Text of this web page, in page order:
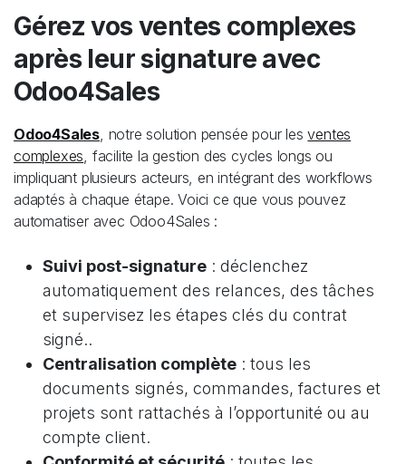
Gérez vos ventes complexes
après leur signature avec
Odoo4Sales​
Odoo4Sales , notre solution pensée pour lesventes
complexes , facilite la gestion des cycles longs ou
impliquant plusieurs acteurs, en intégrant des workflows
adaptés à chaque étape. Voici ce que vous pouvez
automatiser avec Odoo4Sales :
Suivi post-signature : déclenchez
automatiquement des relances, des tâches
et supervisez les étapes clés du contrat
signé..
Centralisation complète : tous les
documents signés, commandes, factures et
projets sont rattachés à l’opportunité ou au
compte client.